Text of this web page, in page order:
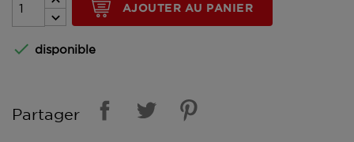
AJOUTER AU PANIER
 disponible
Partager